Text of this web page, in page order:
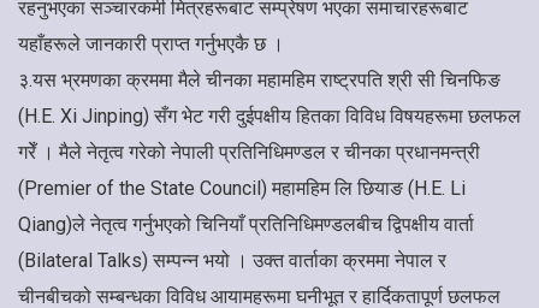
रहनुभएका सञ्चारकर्मी मित्रहरूबाट सम्प्रेषण भएका समाचारहरूबाट
यहाँहरूले जानकारी प्राप्त गर्नुभएकै छ ।
३.यस भ्रमणका क्रममा मैले चीनका महामहिम राष्ट्रपति श्री सी चिनफिङ
(H.E. Xi Jinping) सँग भेट गरी दुईपक्षीय हितका विविध विषयहरूमा छलफल
गरेँ । मैले नेतृत्व गरेको नेपाली प्रतिनिधिमण्डल र चीनका प्रधानमन्त्री
(Premier of the State Council) महामहिम लि छियाङ (H.E. Li
Qiang)ले नेतृत्व गर्नुभएको चिनियाँ प्रतिनिधिमण्डलबीच द्विपक्षीय वार्ता
(Bilateral Talks) सम्पन्न भयो । उक्त वार्ताका क्रममा नेपाल र
चीनबीचको सम्बन्धका विविध आयामहरूमा घनीभूत र हार्दिकतापूर्ण छलफल